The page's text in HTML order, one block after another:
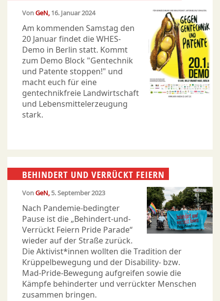
VonGeN 16. Januar 2024
Am kommenden Samstag den
20 Januar findet die WHES-
Demo in Berlin statt. Kommt
zum Demo Block "Gentechnik
und Patente stoppen!" und
macht euch für eine
gentechnikfreie Landwirtschaft
und Lebensmittelerzeugung
stark.
BEHINDERT UND VERRÜCKT FEIERN
VonGeN 5. September 2023
Nach Pandemie-bedingter
Pause ist die „Behindert-und-
Verrückt Feiern Pride Parade“
wieder auf der Straße zurück.
Die Aktivist*innen wollten die Tradition der
Krüppelbewegung und der Disability- bzw.
Mad-Pride-Bewegung aufgreifen sowie die
Kämpfe behinderter und verrückter Menschen
zusammen bringen.